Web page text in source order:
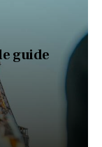
guide